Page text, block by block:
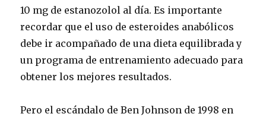
10 mg de estanozolol al día. Es importante
recordar que el uso de esteroides anabólicos
debe ir acompañado de una dieta equilibrada y
un programa de entrenamiento adecuado para
obtener los mejores resultados.
Pero el escándalo de Ben Johnson de 1998 en